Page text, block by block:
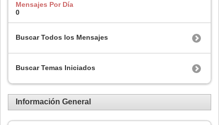
Mensajes Por Día
0
Buscar Todos los Mensajes
Buscar Temas Iniciados
Información General